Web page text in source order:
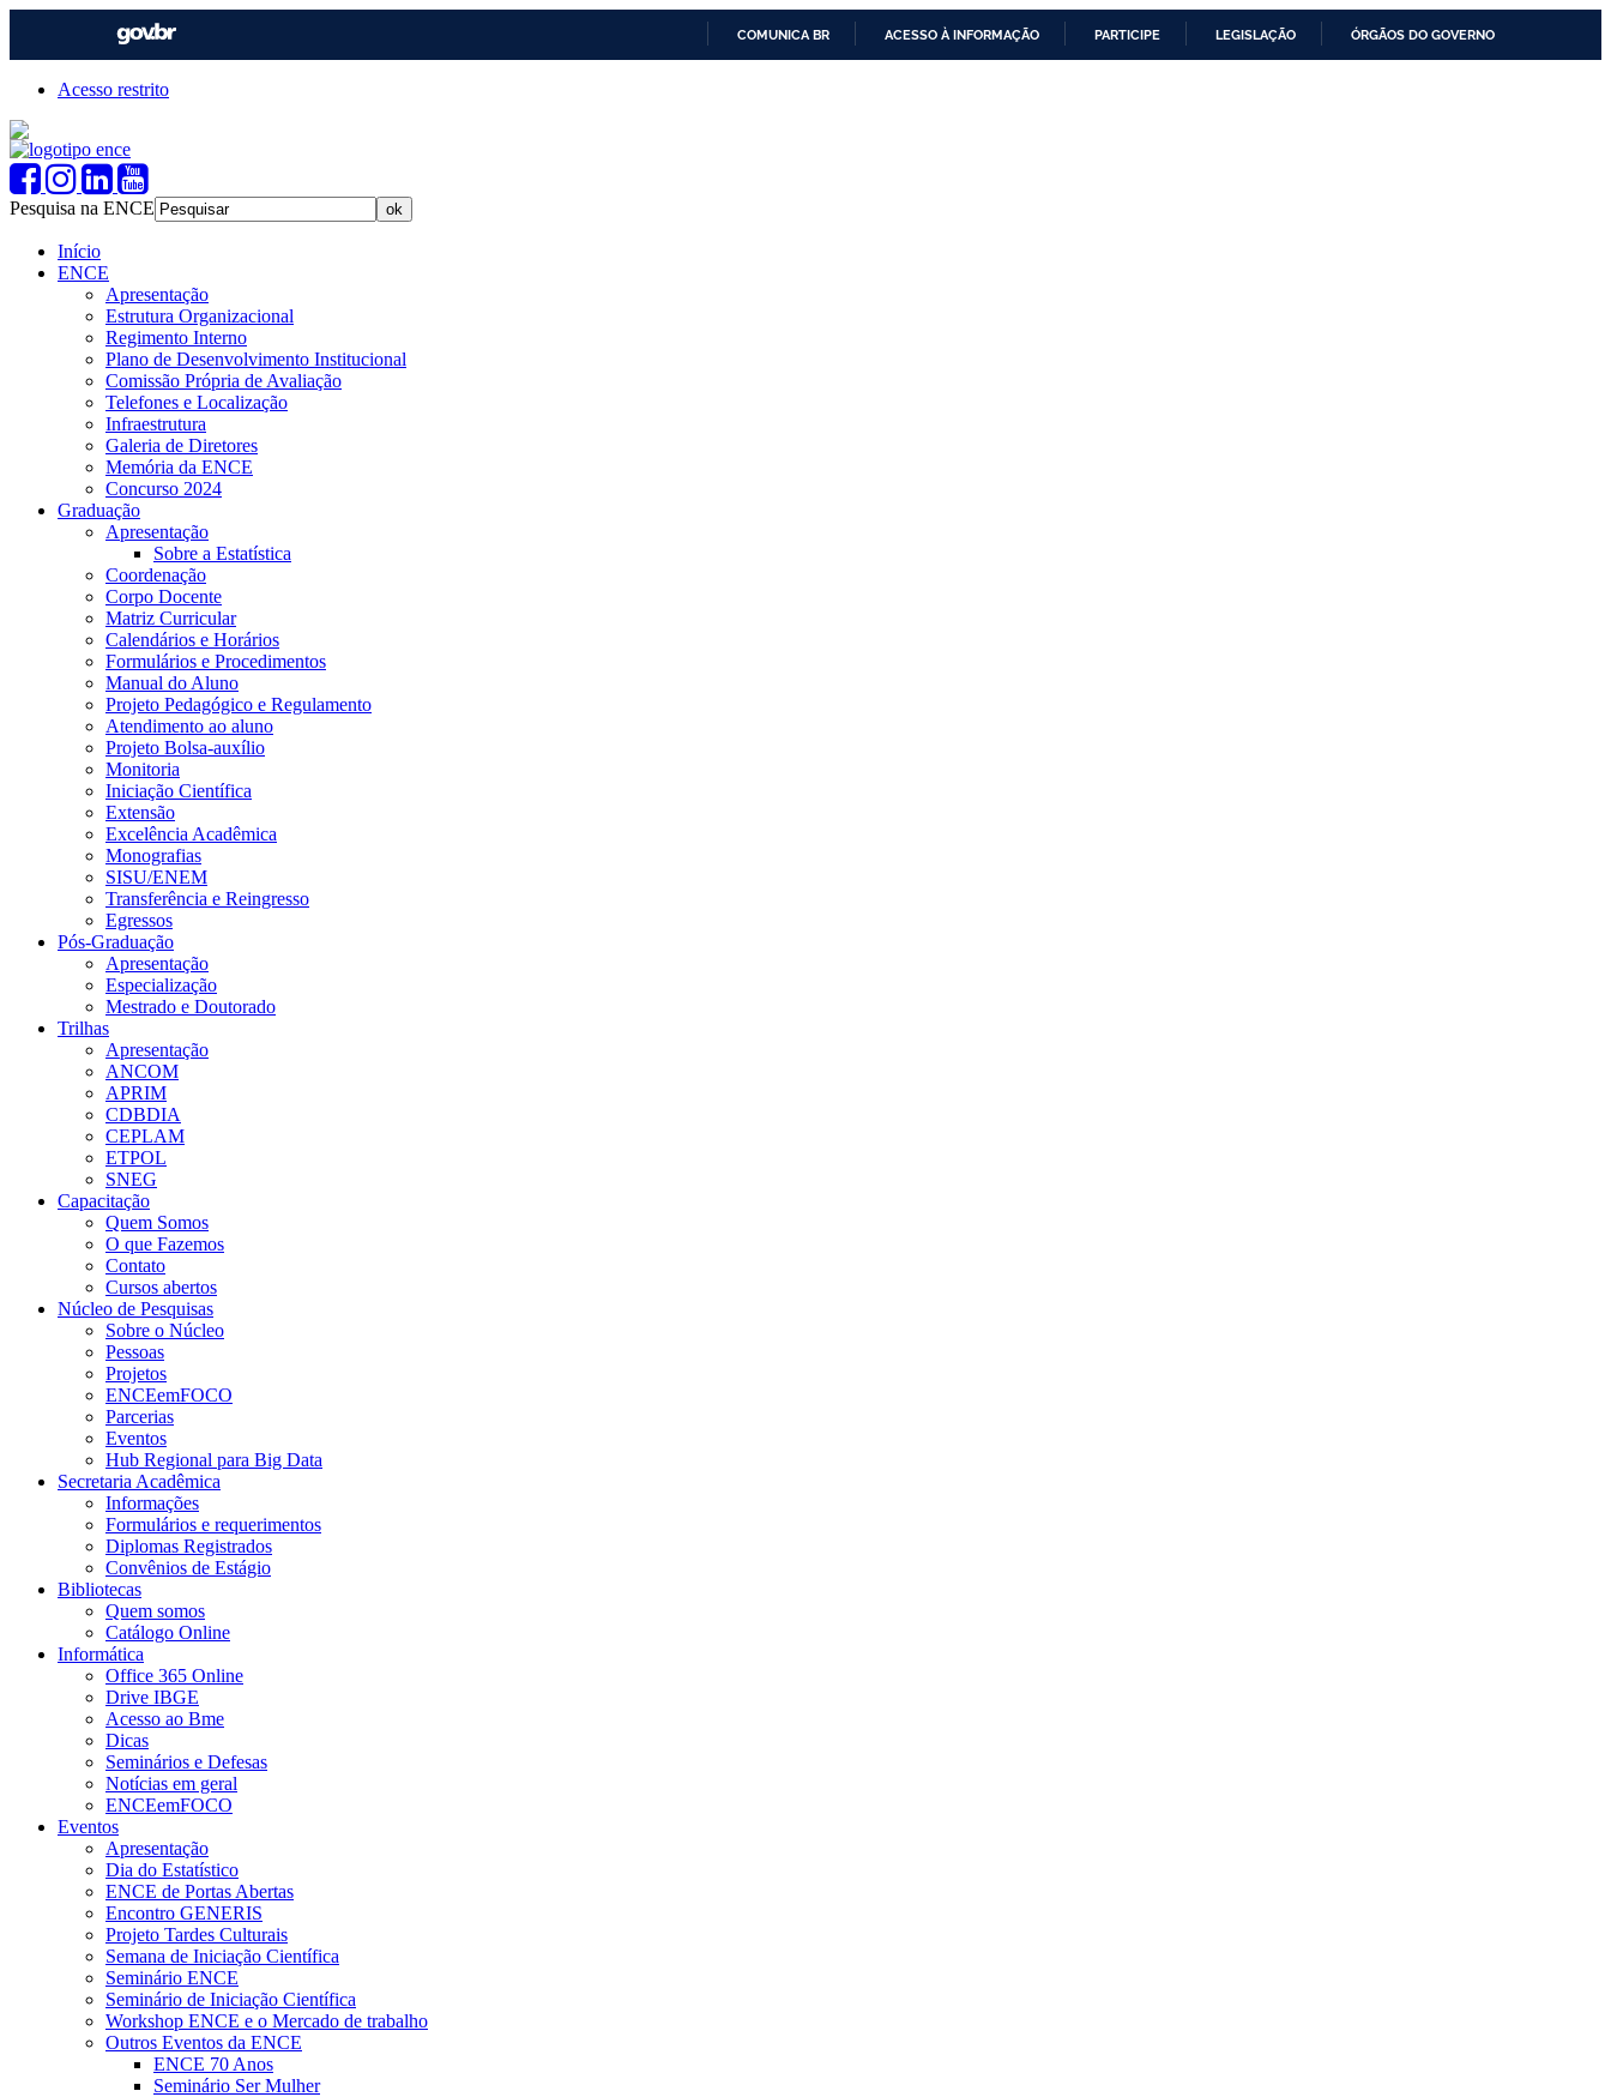
COMUNICA BR ACESSO À INFORMAÇÃO PARTICIPE LEGISLAÇÃO ÓRGÃOS DO GOVERNO
Acesso restrito
Pesquisa na ENCE
Início
ENCE
Apresentação
Estrutura Organizacional
Regimento Interno
Plano de Desenvolvimento Institucional
Comissão Própria de Avaliação
Telefones e Localização
Infraestrutura
Galeria de Diretores
Memória da ENCE
Concurso 2024
Graduação
Apresentação
Sobre a Estatística
Coordenação
Corpo Docente
Matriz Curricular
Calendários e Horários
Formulários e Procedimentos
Manual do Aluno
Projeto Pedagógico e Regulamento
Atendimento ao aluno
Projeto Bolsa-auxílio
Monitoria
Iniciação Científica
Extensão
Excelência Acadêmica
Monografias
SISU/ENEM
Transferência e Reingresso
Egressos
Pós-Graduação
Apresentação
Especialização
Mestrado e Doutorado
Trilhas
Apresentação
ANCOM
APRIM
CDBDIA
CEPLAM
ETPOL
SNEG
Capacitação
Quem Somos
O que Fazemos
Contato
Cursos abertos
Núcleo de Pesquisas
Sobre o Núcleo
Pessoas
Projetos
ENCEemFOCO
Parcerias
Eventos
Hub Regional para Big Data
Secretaria Acadêmica
Informações
Formulários e requerimentos
Diplomas Registrados
Convênios de Estágio
Bibliotecas
Quem somos
Catálogo Online
Informática
Office 365 Online
Drive IBGE
Acesso ao Bme
Dicas
Seminários e Defesas
Notícias em geral
ENCEemFOCO
Eventos
Apresentação
Dia do Estatístico
ENCE de Portas Abertas
Encontro GENERIS
Projeto Tardes Culturais
Semana de Iniciação Científica
Seminário ENCE
Seminário de Iniciação Científica
Workshop ENCE e o Mercado de trabalho
Outros Eventos da ENCE
ENCE 70 Anos
Seminário Ser Mulher